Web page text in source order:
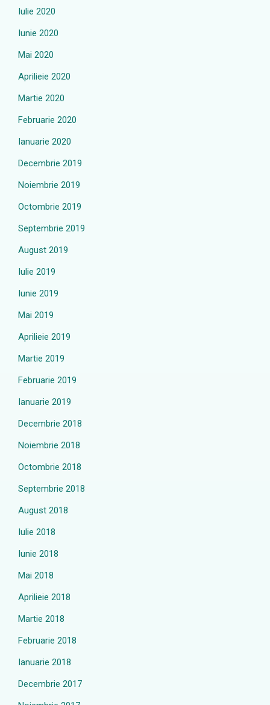
Iulie 2020
Iunie 2020
Mai 2020
Aprilieie 2020
Martie 2020
Februarie 2020
Ianuarie 2020
Decembrie 2019
Noiembrie 2019
Octombrie 2019
Septembrie 2019
August 2019
Iulie 2019
Iunie 2019
Mai 2019
Aprilieie 2019
Martie 2019
Februarie 2019
Ianuarie 2019
Decembrie 2018
Noiembrie 2018
Octombrie 2018
Septembrie 2018
August 2018
Iulie 2018
Iunie 2018
Mai 2018
Aprilieie 2018
Martie 2018
Februarie 2018
Ianuarie 2018
Decembrie 2017